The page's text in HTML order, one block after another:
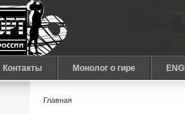
Контакты Монолог о гире
Главная